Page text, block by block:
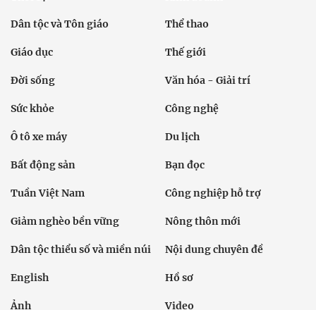
Dân tộc và Tôn giáo Thể thao
Giáo dục Thế giới
Đời sống Văn hóa - Giải trí
Sức khỏe Công nghệ
Ô tô xe máy Du lịch
Bất động sản Bạn đọc
Tuần Việt Nam Công nghiệp hỗ trợ
Giảm nghèo bền vững Nông thôn mới
Dân tộc thiểu số và miền núi Nội dung chuyên đề
English Hồ sơ
Ảnh Video